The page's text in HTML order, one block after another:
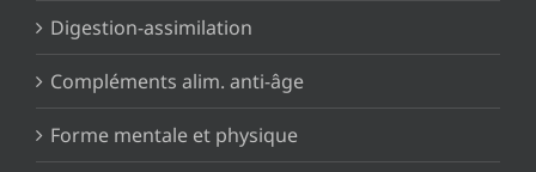
Digestion-assimilation
Compléments alim. anti-âge
Forme mentale et physique